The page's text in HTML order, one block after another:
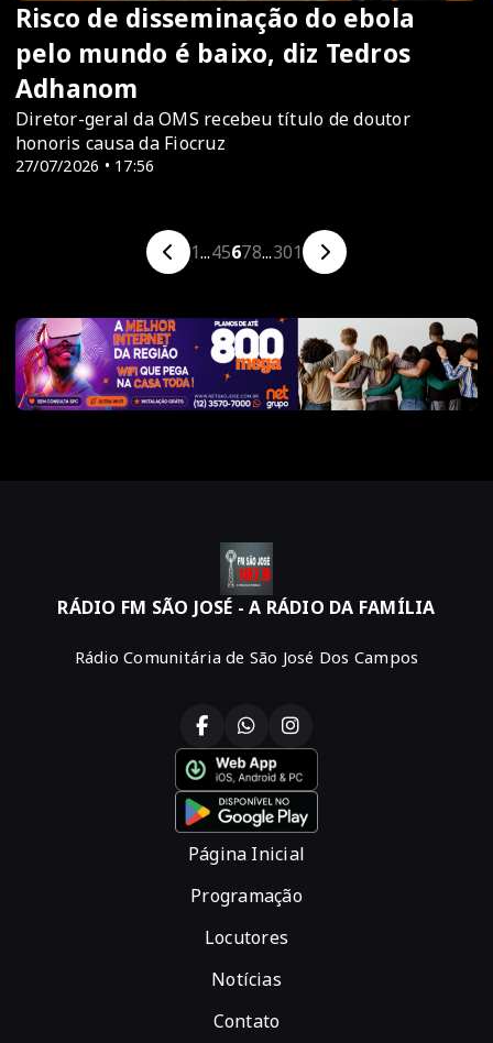
27/07/2026 • 17:56
Risco de disseminação do ebola
pelo mundo é baixo, diz Tedros
Adhanom
Diretor-geral da OMS recebeu título de doutor
honoris causa da Fiocruz
1...45678...301
RÁDIO FM SÃO JOSÉ - A RÁDIO DA FAMÍLIA
Rádio Comunitária de São José Dos Campos
Página Inicial
Programação
Locutores
Notícias
Contato